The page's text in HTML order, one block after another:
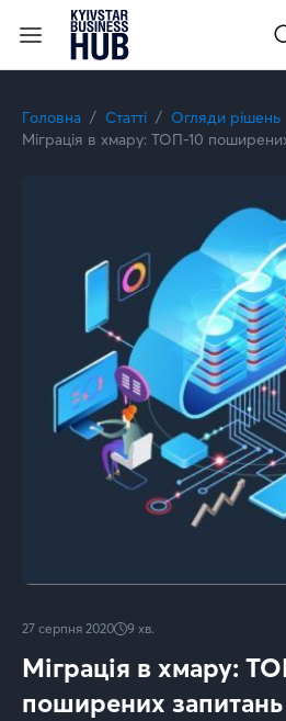
Головна Статті
Огляди рішень
Міграція в хмару: ТОП-10
27 серпня 2020 9 хв.
Міграція в хмару:
поширених запитань